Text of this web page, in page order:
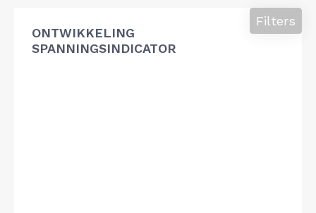
ONTWIKKELING
SPANNINGSINDICATOR
Filters